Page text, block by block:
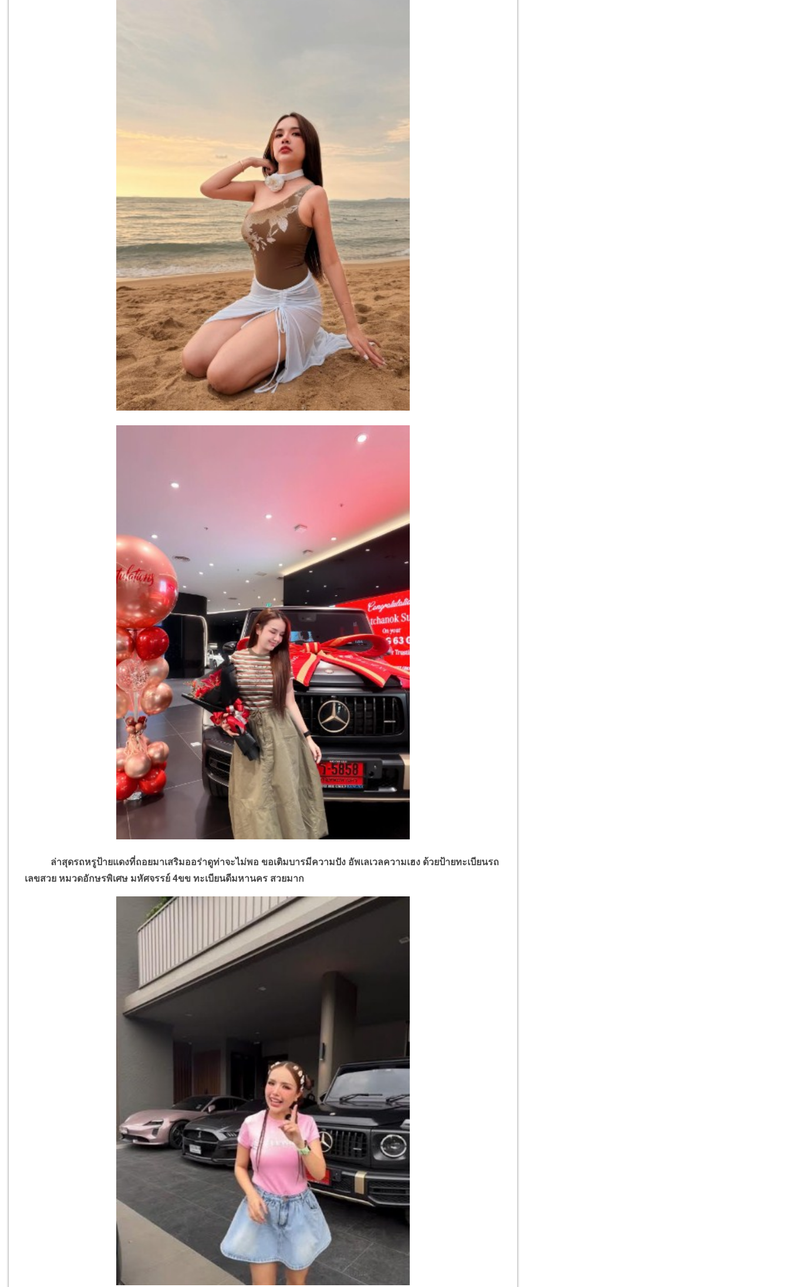
ล่าสุดรถหรูป้ายแดงที่ถอยมาเสริมออร่าดูท่าจะไม่พอ ขอเติมบารมีความปัง อัพเลเวลความเฮง ด้วยป้ายทะเบียนรถ
เลขสวย หมวดอักษรพิเศษ มหัศจรรย์ 4ขข ทะเบียนดีมหานคร สวยมาก